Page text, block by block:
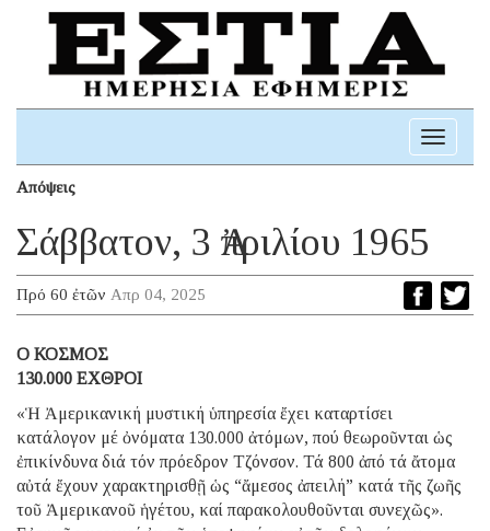
Toggle
Απόψεις
Σάββατον, 3 Ἀπριλίου 1965
Πρό 60 ἐτῶν Απρ 04, 2025
O ΚΟΣΜΟΣ
130.000 ΕΧΘΡΟΙ
«Ἡ Ἀμερικανική μυστική ὑπηρεσία ἔχει καταρτίσει
κατάλογον μέ ὀνόματα 130.000 ἀτόμων, πού θεωροῦνται ὡς
ἐπικίνδυνα διά τόν πρόεδρον Τζόνσον. Τά 800 ἀπό τά ἄτομα
αὐτά ἔχουν χαρακτηρισθῇ ὡς “ἄμεσος ἀπειλή” κατά τῆς ζωῆς
τοῦ Ἀμερικανοῦ ἡγέτου, καί παρακολουθοῦνται συνεχῶς».